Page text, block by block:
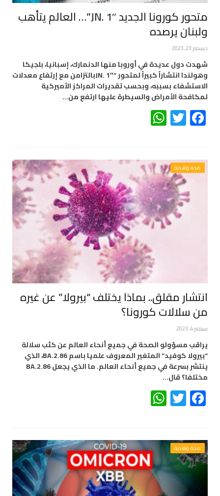
متحور كورونا الجديد JN. 1″”… العالم يتأهب
ولبنان يرصده
ديسمبر 23, 2023
شهدت دول عديدة في أوروبا منها الدنمارك، إسبانيا، بلجيكا
وهولندا انتشاراً كبيراً لمتحور “JN. 1″بالتزامن مع إرتفاع معدلات
الاستشفاء بسببه، وبحسب تقديرات المراكز الأميركية
لمكافحة الأمراض والسيطرة عليها ارتفع من…
Facebook
Twitter
صحة وتغذية
انتشار مقلق.. بماذا يختلف “بيرولا” عن غيره
من سلالات كورونا؟
سبتمبر 4, 2023
يراقب مسؤولو الصحة في جميع أنحاء العالم عن كثب سلالة
“بيرولا كوفيد” المتغير المعروف علميا باسم BA.2.86، الذي
ينتشر بسرعة في جميع أنحاء العالم. ما الذي يجعل BA.2.86
مختلفا؟ قال…
Facebook
Twitter
صحة وتغذية